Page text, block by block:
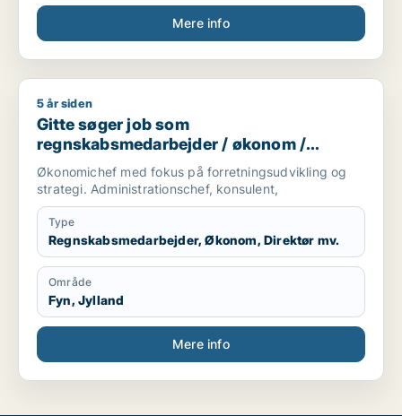
Mere info
Gitte søger job som regnskabsmedarbejder / økonom /
5 år siden
Gitte søger job som
regnskabsmedarbejder / økonom /
direktør / hr-chef / lønspecialist
Økonomichef med fokus på forretningsudvikling og
strategi. Administrationschef, konsulent,
Type
Regnskabsmedarbejder, Økonom, Direktør mv.
Område
Fyn, Jylland
Mere info